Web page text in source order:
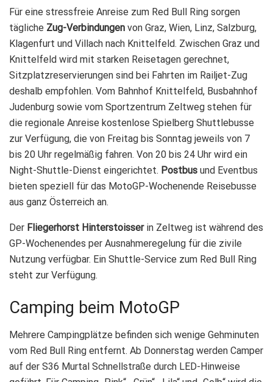
Für eine stressfreie Anreise zum Red Bull Ring sorgen
tägliche Zug-Verbindungen von Graz, Wien, Linz, Salzburg,
Klagenfurt und Villach nach Knittelfeld. Zwischen Graz und
Knittelfeld wird mit starken Reisetagen gerechnet,
Sitzplatzreservierungen sind bei Fahrten im Railjet-Zug
deshalb empfohlen. Vom Bahnhof Knittelfeld, Busbahnhof
Judenburg sowie vom Sportzentrum Zeltweg stehen für
die regionale Anreise kostenlose Spielberg Shuttlebusse
zur Verfügung, die von Freitag bis Sonntag jeweils von 7
bis 20 Uhr regelmäßig fahren. Von 20 bis 24 Uhr wird ein
Night-Shuttle-Dienst eingerichtet. Postbus und Eventbus
bieten speziell für das MotoGP-Wochenende Reisebusse
aus ganz Österreich an.
Der Fliegerhorst Hinterstoisserin Zeltweg ist während des
GP-Wochenendes per Ausnahmeregelung für die zivile
Nutzung verfügbar. Ein Shuttle-Service zum Red Bull Ring
steht zur Verfügung.
Camping beim MotoGP
Mehrere Campingplätze befinden sich wenige Gehminuten
vom Red Bull Ring entfernt. Ab Donnerstag werden Camper
auf der S36 Murtal Schnellstraße durch LED-Hinweise